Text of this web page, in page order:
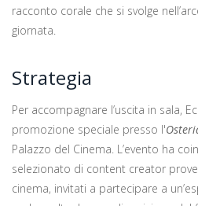
racconto corale che si svolge
giornata.
Strategia
Per accompagnare l’uscita in sala,
promozione speciale presso l'
Palazzo del Cinema. L’evento ha
selezionato di content creator
cinema, invitati a partecipare a